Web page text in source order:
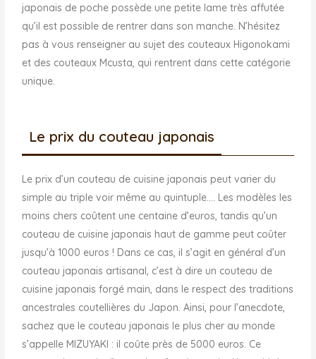
japonais de poche possède une petite lame très affutée
qu’il est possible de rentrer dans son manche. N’hésitez
pas à vous renseigner au sujet des couteaux Higonokami
et des couteaux Mcusta, qui rentrent dans cette catégorie
unique.
Le prix du couteau japonais
Le prix d’un couteau de cuisine japonais peut varier du
simple au triple voir même au quintuple…. Les modèles les
moins chers coûtent une centaine d’euros, tandis qu’un
couteau de cuisine japonais haut de gamme peut coûter
jusqu’à 1000 euros ! Dans ce cas, il s’agit en général d’un
couteau japonais artisanal, c’est à dire un couteau de
cuisine japonais forgé main, dans le respect des traditions
ancestrales coutellières du Japon. Ainsi, pour l’anecdote,
sachez que le couteau japonais le plus cher au monde
s’appelle MIZUYAKI : il coûte près de 5000 euros. Ce